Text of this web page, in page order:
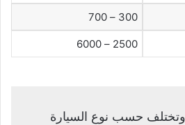
300 – 700
2500 – 6000
وتختلف حسب نوع السيارة